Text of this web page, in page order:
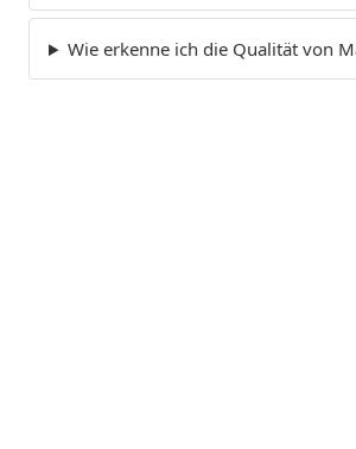
Wie erkenne ich die Qualität von